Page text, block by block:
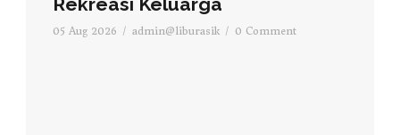
05 Aug 2026 / admin@liburasik / 0 Comment